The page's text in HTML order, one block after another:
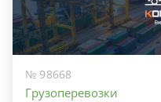
№ 98668
Грузоперевозки